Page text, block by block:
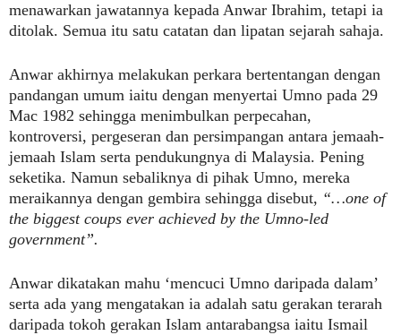
menawarkan jawatannya kepada Anwar Ibrahim, tetapi ia
ditolak. Semua itu satu catatan dan lipatan sejarah sahaja.
Anwar akhirnya melakukan perkara bertentangan dengan
pandangan umum iaitu dengan menyertai Umno pada 29
Mac 1982 sehingga menimbulkan perpecahan,
kontroversi, pergeseran dan persimpangan antara jemaah-
jemaah Islam serta pendukungnya di Malaysia. Pening
seketika. Namun sebaliknya di pihak Umno, mereka
meraikannya dengan gembira sehingga disebut, “…one of
the biggest coups ever achieved by the Umno-led
government”.
Anwar dikatakan mahu ‘mencuci Umno daripada dalam’
serta ada yang mengatakan ia adalah satu gerakan terarah
daripada tokoh gerakan Islam antarabangsa iaitu Ismail